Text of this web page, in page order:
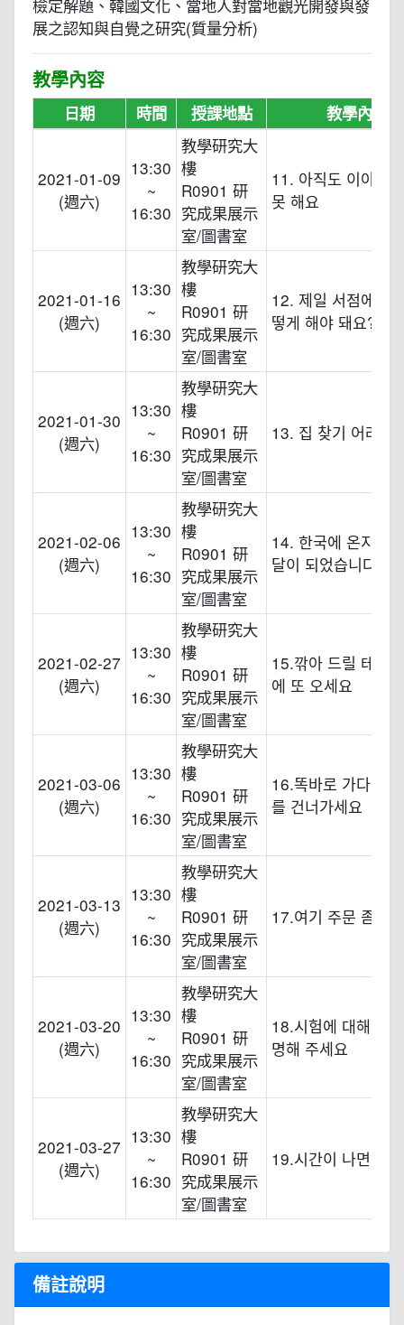
檢定解題、韓國文化、當地人對當地觀光開發與發
展之認知與自覺之研究(質量分析)
教學內容
日期 時間 授課地點 教學內容
2021-01-09
(週六)
13:30
~
16:30
教學研究大
樓
R0901 研
究成果展示
室/圖書室
11. 아직도 이야기
못 해요
2021-01-16
(週六)
13:30
~
16:30
教學研究大
樓
R0901 研
究成果展示
室/圖書室
12. 제일 서점에 가
떻게 해야 돼요?
2021-01-30
(週六)
13:30
~
16:30
教學研究大
樓
R0901 研
究成果展示
室/圖書室
13. 집 찾기 어려웠
2021-02-06
(週六)
13:30
~
16:30
教學研究大
樓
R0901 研
究成果展示
室/圖書室
14. 한국에 온지 벌
달이 되었습니다
2021-02-27
(週六)
13:30
~
16:30
教學研究大
樓
R0901 研
究成果展示
室/圖書室
15.깎아 드릴 테니
에 또 오세요
2021-03-06
(週六)
13:30
~
16:30
教學研究大
樓
R0901 研
究成果展示
室/圖書室
16.똑바로 가다가
를 건너가세요
2021-03-13
(週六)
13:30
~
16:30
教學研究大
樓
R0901 研
究成果展示
室/圖書室
17.여기 주문 좀 받
2021-03-20
(週六)
13:30
~
16:30
教學研究大
樓
R0901 研
究成果展示
室/圖書室
18.시험에 대해 자
명해 주세요
2021-03-27
(週六)
13:30
~
16:30
教學研究大
樓
R0901 研
究成果展示
室/圖書室
19.시간이 나면 뭘
備註說明